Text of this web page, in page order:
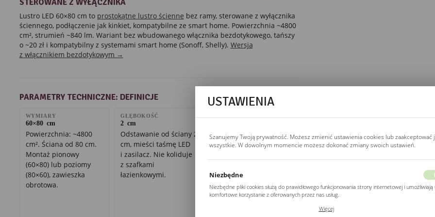
Lustro LED 60×80 cm to prostokątne lustro ścienne bez ramy, sterowane z wyłącznika
ściennego, podłączenie jak kinkiet, kompatybilne ze smart home. Powierzchnia ~4800
cm², strumień ~840 lm. Wariant bez wbudowanego włącznika bezdotykowego, tańszy
o ~20 zł i kompatybilny z systemami smart home (Sonoff, Shelly). Wersja
z włącznikiem bezdotykowym →
PARAMETRY TECHNICZNE: DEFINICJE
WYMIARY
60×80 cm
Powierzchnia: ~4800
cm². Ściana od 80 cm.
Montaż pionowy
(60×80) lub poziomy
(80×60), zawieszka
obrotowa.
GŁĘBOKOŚĆ
2 cm
Odstawanie od ściany 2
cm, mieści taśmę LED
i zasilacz. Nie koliduje
z szafkami
łazienkowymi.
Podłączenie jak kinkiet,
dwa lub trzy przewody
Kompatybilne ze smart
home, sterownik Wi-Fi
(Sonoff Mini, Shelly 1)
USTAWIENIA
Szanujemy Twoją prywatność. Możesz zmienić ustawienia cookies lub zaakceptować
wszystkie. W dowolnym momencie możesz dokonać zmiany swoich ustawień.
Niezbędne
Niezbędne pliki cookies służą do prawidłowego funkcjonowania strony internetowej i umożliwiają
komfortowe korzystanie z oferowanych przez nas usług.
Twoich ustawień preferencji prywatności, logowania czy wypełniania formularzy. Dzięki plikom
Więcej